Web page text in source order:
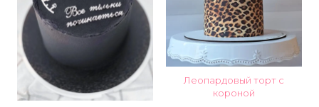
Леопардовый торт с
короной